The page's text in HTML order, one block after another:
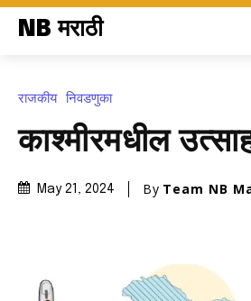
NB मराठी
राजकीय निवडणुका
काश्मीरमधील
May 21, 2024 By Team NB